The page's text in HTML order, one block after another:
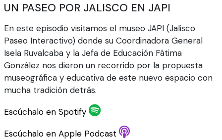
UN PASEO POR JALISCO EN JAPI
En este episodio visitamos el museo JAPI (Jalisco
Paseo Interactivo) donde su Coordinadora General
Isela Ruvalcaba y la Jefa de Educación Fátima
González nos dieron un recorrido por la propuesta
museográfica y educativa de este nuevo espacio con
mucha tradición detrás.
Escúchalo en Spotify
Escúchalo en Apple Podcast